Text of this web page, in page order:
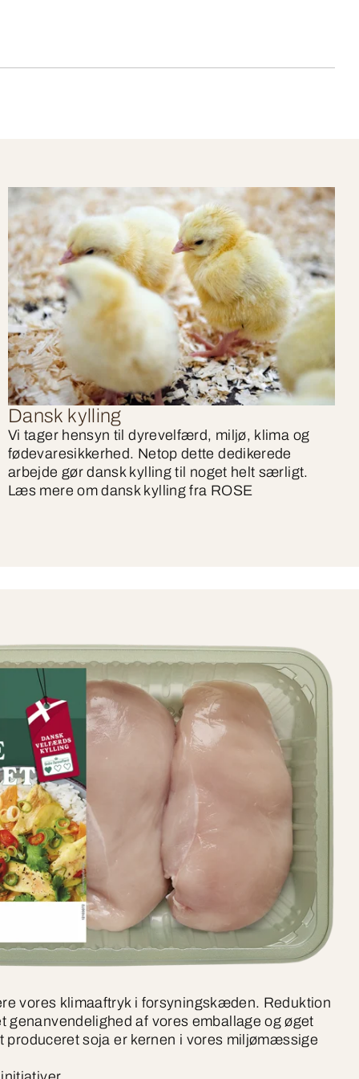
Dansk kylling
Vi tager hensyn til dyrevelfærd, miljø, klima og
fødevaresikkerhed. Netop dette dedikerede
arbejde gør dansk kylling til noget helt særligt.
Læs mere om dansk kylling fra ROSE
vores klimaaftryk i forsyningskæden. Reduktion
genanvendelighed af vores emballage og øget
produceret soja er kernen i vores miljømæssige